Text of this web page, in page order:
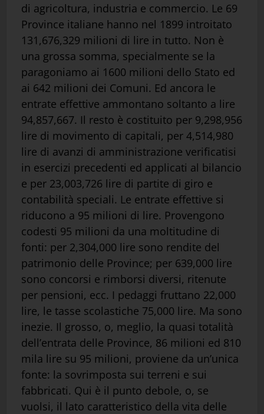
di agricoltura, industria e commercio. Le 69
Province italiane hanno nel 1899 introitato
131,676,329 milioni di lire in tutto. Non è
una grossa somma, specialmente se la
paragoniamo ai 1600 milioni dello Stato ed
ai 642 milioni dei Comuni. Ed ancora le
entrate effettive ammontano soltanto a lire
94,857,667. Il resto è costituito per 9,298,956
lire di movimento di capitali, per 4,514,980
lire di avanzi di amministrazione verificatisi
in esercizi precedenti ed applicati al bilancio
e per 23,003,726 lire di partite di giro e
contabilità speciali. Le entrate effettive si
riducono a 95 milioni di lire. Provengono
codesti 95 milioni da una moltitudine di
fonti: per 2,304,000 lire sono rendite del
patrimonio delle Province; per 639,000 lire
sono concorsi e rimborsi diversi, ritenute
per pensioni, ecc. I pedaggi fruttano 22,000
lire, le tasse scolastiche 75,000 lire. Ma sono
inezie. Il grosso, o, meglio, la quasi totalità
dell’entrata delle Province, 86 milioni ed 810
mila lire su 95 milioni, proviene da un’unica
fonte: la sovrimposta sui terreni e sui
fabbricati. Qui è il punto debole, o, se
vuolsi, il lato caratteristico della vita delle